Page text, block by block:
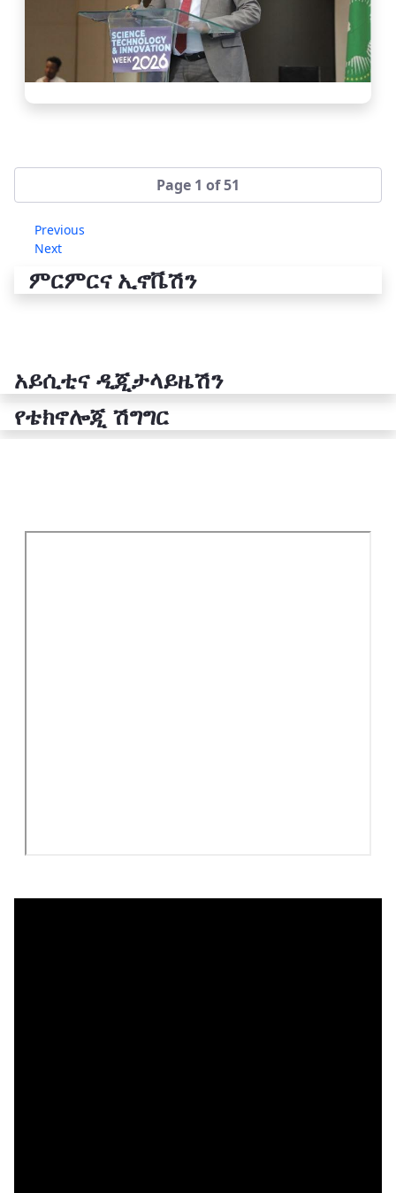
Page 1 of 51
Previous
Next
ምርምርና ኢኖቬሽን
አይሲቲና ዲጂታላይዜሽን
የቴክኖሎጂ ሽግግር